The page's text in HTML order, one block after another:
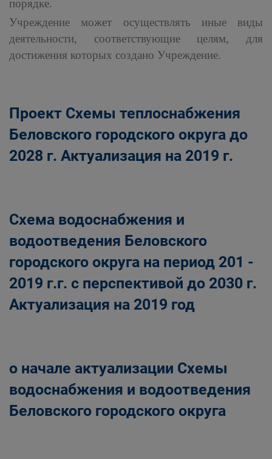
порядке.
Учреждение может осуществлять иные виды
деятельности, соответствующие целям, для
достижения которых создано Учреждение.
Проект Схемы теплоснабжения
Беловского городского округа до
2028 г. Актуализация на 2019 г.
Схема водоснабжения и
водоотведения Беловского
городского округа на период 201 -
2019 г.г. с перспективой до 2030 г.
Актуализация на 2019 год
о начале актуализации Схемы
водоснабжения и водоотведения
Беловского городского округа